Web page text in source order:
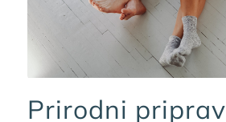
Prirodni